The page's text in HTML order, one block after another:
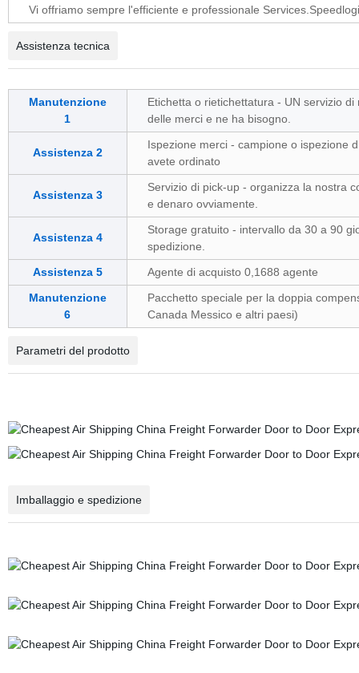
Vi offriamo sempre l'efficiente e professionale
Assistenza tecnica
Manutenzione
1
Etichetta o rietichettatura - UN servizio
delle merci e ne ha bisogno.
Assistenza 2
Ispezione merci - campione o ispezione
avete ordinato
Assistenza 3
Servizio di pick-up - organizza la nostra
e denaro ovviamente.
Assistenza 4
Storage gratuito - intervallo da 30 a 90
spedizione.
Assistenza 5
Agente di acquisto 0,1688 agente
Manutenzione
6
Pacchetto speciale per la doppia
Canada Messico e altri paesi)
Parametri del prodotto
Imballaggio e spedizione